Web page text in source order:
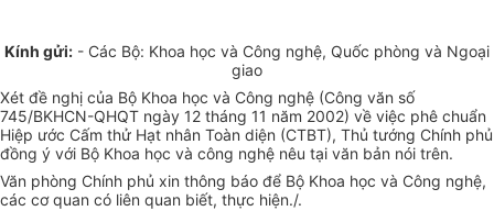
Kính gửi: - Các Bộ: Khoa học và Công nghệ, Quốc phòng và Ngoại
giao
Xét đề nghị của Bộ Khoa học và Công nghệ (Công văn số
745/BKHCN-QHQT ngày 12 tháng 11 năm 2002) về việc phê chuẩn
Hiệp ước Cấm thử Hạt nhân Toàn diện (CTBT), Thủ tướng Chính phủ
đồng ý với Bộ Khoa học và công nghệ nêu tại văn bản nói trên.
Văn phòng Chính phủ xin thông báo để Bộ Khoa học và Công nghệ,
các cơ quan có liên quan biết, thực hiện./.